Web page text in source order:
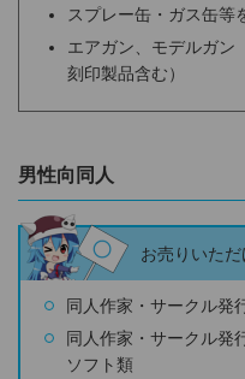
スプレー缶・ガス缶等
エアガン、モデルガン
刻印製品含む）
男性向同人
お売りいただ
同人作家・サークル発
同人作家・サークル発
ソフト類